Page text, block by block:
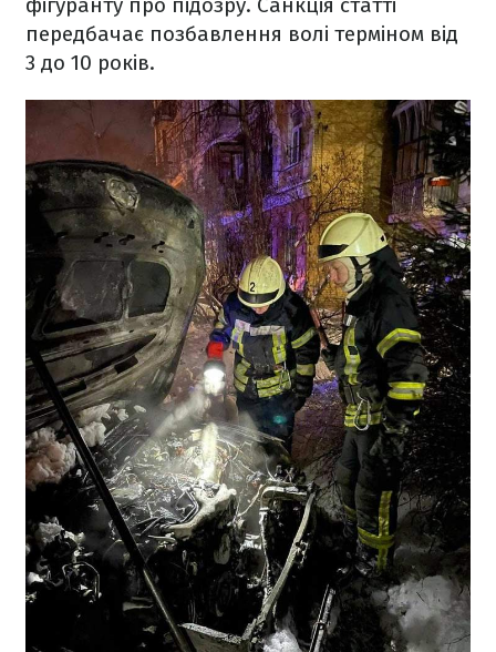
фігуранту про підозру. Санкція статті
передбачає позбавлення волі терміном від
3 до 10 років.